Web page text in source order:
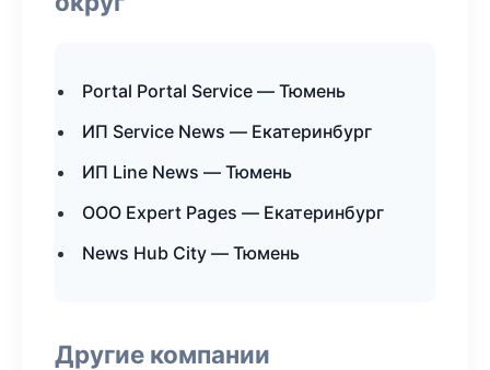
Portal Portal Service — Тюмень
ИП Service News — Екатеринбург
ИП Line News — Тюмень
ООО Expert Pages — Екатеринбург
News Hub City — Тюмень
Другие компании